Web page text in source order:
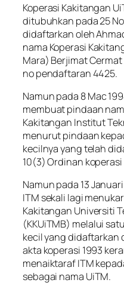
Koperasi Kakitangan
ditubuhkan pada 25
didaftarkan oleh
nama Koperasi
Mara) Berjimat
no pendaftaran 4425.
Namun pada 8 Mac
membuat pindaan
Kakitangan Institut
menurut pindaan
kecilnya yang telah
10(3) Ordinan
Namun pada 13
ITM sekali lagi
Kakitangan Universiti
(KKUiTMB) melalui
kecil yang didaftarkan
akta koperasi 1993
menaiktaraf ITM
sebagai nama UiTM.